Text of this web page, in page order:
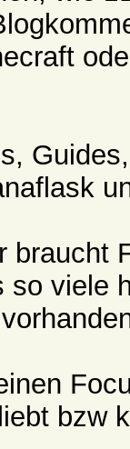
braucht
so viele
bzw